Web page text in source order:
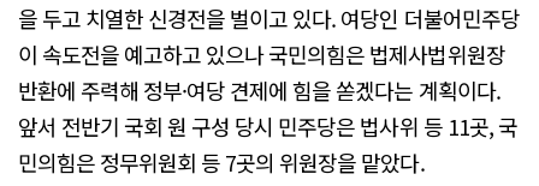
을 두고 치열한 신경전을 벌이고 있다. 여당인 더불어민주당
이 속도전을 예고하고 있으나 국민의힘은 법제사법위원장
반환에 주력해 정부·여당 견제에 힘을 쏟겠다는 계획이다.
앞서 전반기 국회 원 구성 당시 민주당은 법사위 등 11곳, 국
민의힘은 정무위원회 등 7곳의 위원장을 맡았다.